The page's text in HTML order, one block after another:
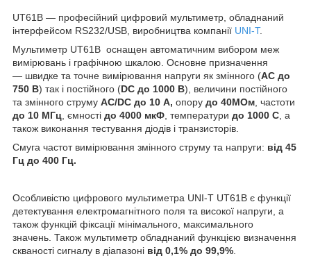
UT61B — професійний цифровий мультиметр, обладнаний
інтерфейсом RS232/USB, виробництва компанії UNI-T.
Мультиметр UT61B оснащен автоматичним вибором меж
вимірювань і графічною шкалою. Основне призначення
— швидке та точне вимірювання напруги як змінного (AC до
750 В) так і постійного (DC до 1000 В), величини постійного
та змінного струму AC/DC до 10 А, опору до 40МОм , частоти
до 10 МГц , ємності до 4000 мкФ , температури до 1000 С , а
також виконання тестування діодів і транзисторів.
Смуга частот вимірювання змінного струму та напруги: від 45
Гц до 400 Гц.
Особливістю цифрового мультиметра UNI-T UT61B є функції
детектування електромагнітного поля та високої напруги, а
також функцій фіксації мінімального, максимального
значень. Також мультиметр обладнаний функцією визначення
скваності сигналу в діапазоні від 0,1% до 99,9%